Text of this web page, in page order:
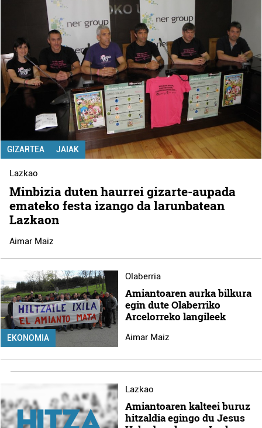
GIZARTEA JAIAK
Lazkao
Minbizia duten haurrei gizarte-aupada
emateko festa izango da larunbatean
Lazkaon
Aimar Maiz
EKONOMIA
Olaberria
Amiantoaren aurka bilkura
egin dute Olaberriko
Arcelorreko langileek
Aimar Maiz
Lazkao
Amiantoaren kalteei buruz
hitzaldia egingo du Jesus